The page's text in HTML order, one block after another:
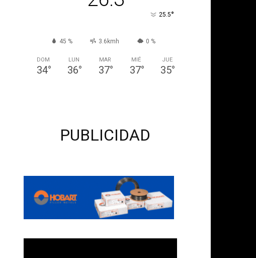
25.5°
45 % 3.6kmh 0 %
DOM
34°
LUN
36°
MAR
37°
MIÉ
37°
JUE
35°
PUBLICIDAD